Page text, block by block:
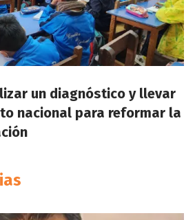
un diagnóstico y llevar
nacional para reformar la